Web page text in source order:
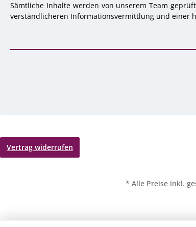
Sämtliche Inhalte werden von unserem Team
verständlicheren Informationsvermittlung und einer
Vertrag widerrufen
* Alle Preise inkl.